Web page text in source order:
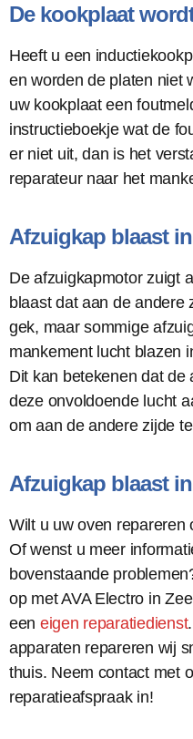
De kookplaat
Heeft u een
en worden de platen niet
uw kookplaat een
instructieboekje wat de
er niet uit, dan is het
reparateur naar het
Afzuigkap blaast
De afzuigkapmotor zuigt
blaast dat aan de andere
gek, maar sommige
mankement lucht blazen
Dit kan betekenen dat de
deze onvoldoende lucht
om aan de andere zijde
Afzuigkap blaast
Wilt u uw oven repareren
Of wenst u meer
bovenstaande
op met AVA Electro in
een eigen reparatiedienst
apparaten repareren wij
thuis. Neem contact met
reparatieafspraak in!